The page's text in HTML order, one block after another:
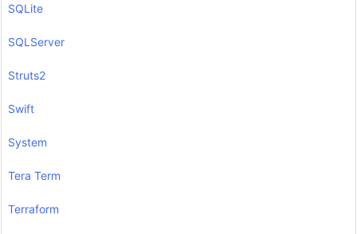
SQLite
SQLServer
Struts2
Swift
System
Tera Term
Terraform